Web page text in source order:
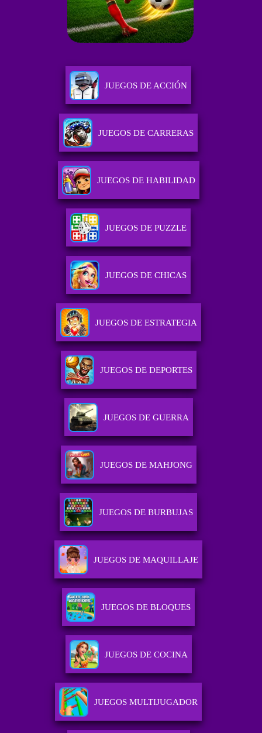
JUEGOS DE ACCIÓN
JUEGOS DE CARRERAS
JUEGOS DE HABILIDAD
JUEGOS DE PUZZLE
JUEGOS DE CHICAS
JUEGOS DE ESTRATEGIA
JUEGOS DE DEPORTES
JUEGOS DE GUERRA
JUEGOS DE MAHJONG
JUEGOS DE BURBUJAS
JUEGOS DE MAQUILLAJE
JUEGOS DE BLOQUES
JUEGOS DE COCINA
JUEGOS MULTIJUGADOR